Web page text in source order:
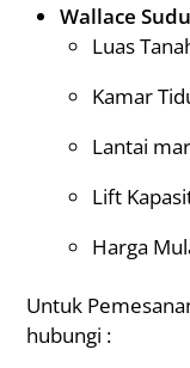
Wallace
Luas
Kamar
Lantai
Lift
Harga
Untuk
hubungi :